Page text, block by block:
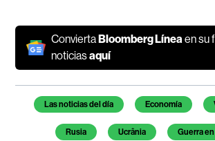
ConviertaBloomberg Líneaen su
noticiasaquí
Temas de este artículo
Las noticias del día Economía
Rusia Ucrânia Guerra